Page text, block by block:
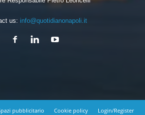
us: info@quotidianonapoli.it
pubblicitario Cookie policy
Login/Register